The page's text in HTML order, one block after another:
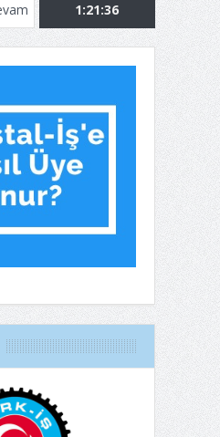
Kurban Bayramınızı Tebrik Ederiz
1:21:37